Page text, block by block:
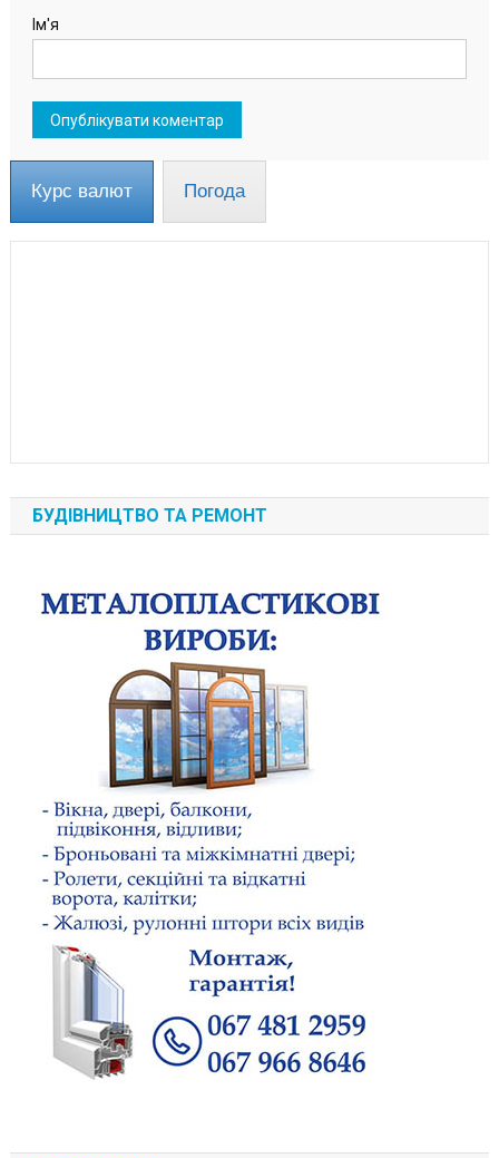
Ім'я
Курс валют Погода
БУДІВНИЦТВО ТА РЕМОНТ